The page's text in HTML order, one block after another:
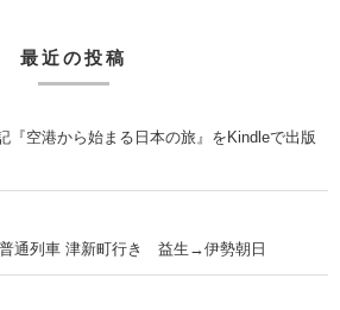
最近の投稿
『空港から始まる日本の旅』をKindleで出版
普通列車 津新町行き 益生→伊勢朝日